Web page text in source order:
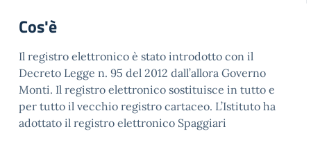
Cos'è
Il registro elettronico è stato introdotto con il
Decreto Legge n. 95 del 2012 dall’allora Governo
Monti. Il registro elettronico sostituisce in tutto e
per tutto il vecchio registro cartaceo. L’Istituto ha
adottato il registro elettronico Spaggiari